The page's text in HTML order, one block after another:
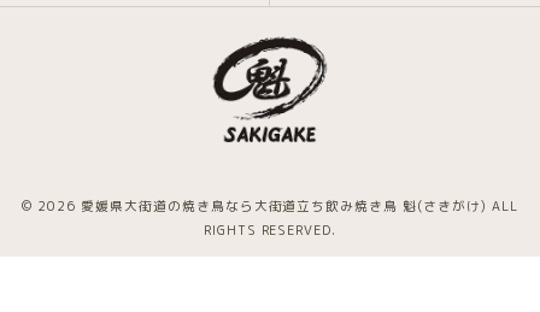
© 2026 愛媛県大街道の焼き鳥なら大街道立ち飲み焼き鳥 魁(さきがけ) ALL
RIGHTS RESERVED.